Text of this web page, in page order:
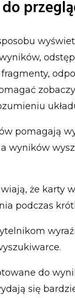
pomagają
wyników
że karty
podczas
do
się